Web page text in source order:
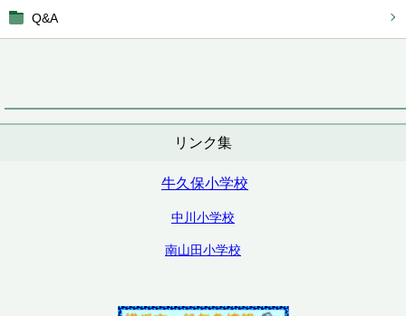
Q&A
リンク集
牛久保小学校
中川小学校
南山田小学校